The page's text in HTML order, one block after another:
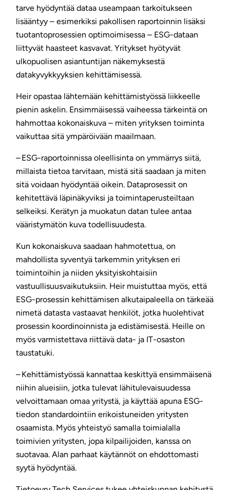
tarve hyödyntää dataa useampaan tarkoitukseen
lisääntyy – esimerkiksi pakollisen raportoinnin lisäksi
tuotantoprosessien optimoimisessa – ESG-dataan
liittyvät haasteet kasvavat. Yritykset hyötyvät
ulkopuolisen asiantuntijan näkemyksestä
datakyvykkyyksien kehittämisessä.
Heir opastaa lähtemään kehittämistyössä liikkeelle
pienin askelin. Ensimmäisessä vaiheessa tärkeintä on
hahmottaa kokonaiskuva – miten yrityksen toiminta
vaikuttaa sitä ympäröivään maailmaan.
– ESG-raportoinnissa oleellisinta on ymmärrys siitä,
millaista tietoa tarvitaan, mistä sitä saadaan ja miten
sitä voidaan hyödyntää oikein. Dataprosessit on
kehitettävä läpinäkyviksi ja toimintaperusteiltaan
selkeiksi. Kerätyn ja muokatun datan tulee antaa
vääristymätön kuva todellisuudesta.
Kun kokonaiskuva saadaan hahmotettua, on
mahdollista syventyä tarkemmin yrityksen eri
toimintoihin ja niiden yksityiskohtaisiin
vastuullisuusvaikutuksiin. Heir muistuttaa myös, että
ESG-prosessin kehittämisen alkutaipaleella on tärkeää
nimetä datasta vastaavat henkilöt, jotka huolehtivat
prosessin koordinoinnista ja edistämisestä. Heille on
myös varmistettava riittävä data- ja IT-osaston
taustatuki.
– Kehittämistyössä kannattaa keskittyä ensimmäisenä
niihin alueisiin, jotka tulevat lähitulevaisuudessa
velvoittamaan omaa yritystä, ja käyttää apuna ESG-
tiedon standardointiin erikoistuneiden yritysten
osaamista. Myös yhteistyö samalla toimialalla
toimivien yritysten, jopa kilpailijoiden, kanssa on
suotavaa. Alan parhaat käytännöt on ehdottomasti
syytä hyödyntää.